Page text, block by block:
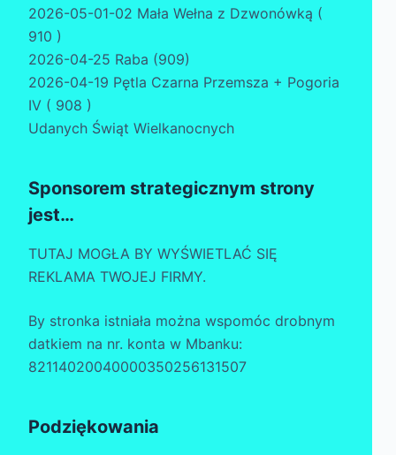
2026-05-01-02 Mała Wełna z Dzwonówką (
910 )
2026-04-25 Raba (909)
2026-04-19 Pętla Czarna Przemsza + Pogoria
IV ( 908 )
Udanych Świąt Wielkanocnych
Sponsorem strategicznym strony
jest…
TUTAJ MOGŁA BY WYŚWIETLAĆ SIĘ
REKLAMA TWOJEJ FIRMY.
By stronka istniała można wspomóc drobnym
datkiem na nr. konta w Mbanku:
82114020040000350256131507
Podziękowania